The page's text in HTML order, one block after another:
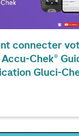
connecter
Accu-Chek®
Gluci-